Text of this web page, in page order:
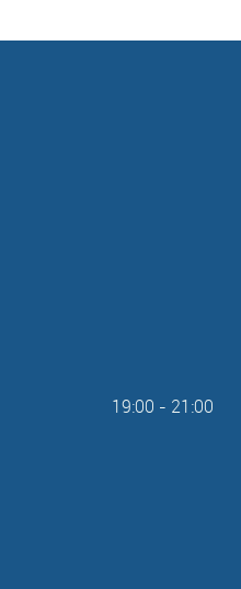
19:00 - 21:00